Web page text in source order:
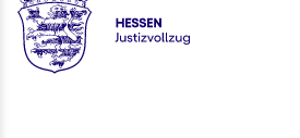
Hessen - Justizvollzug Hessen